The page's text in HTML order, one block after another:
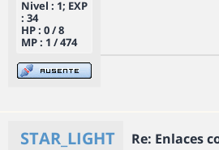
Nivel : 1; EXP
: 34
HP : 0 / 8
MP : 1 / 474
STAR_LIGHT Re: Enlaces